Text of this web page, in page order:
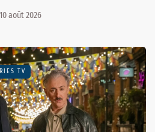
10 août 2026
TV